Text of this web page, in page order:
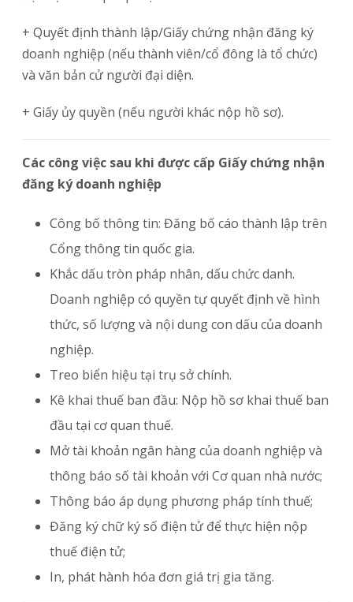
+ Quyết định thành lập/Giấy chứng nhận đăng ký
doanh nghiệp (nếu thành viên/cổ đông là tổ chức)
và văn bản cử người đại diện.
+ Giấy ủy quyền (nếu người khác nộp hồ sơ).
Các công việc sau khi được cấp Giấy chứng nhận
đăng ký doanh nghiệp
Công bố thông tin: Đăng bố cáo thành lập trên
Cổng thông tin quốc gia.
Khắc dấu tròn pháp nhân, dấu chức danh.
Doanh nghiệp có quyền tự quyết định về hình
thức, số lượng và nội dung con dấu của doanh
nghiệp.
Treo biển hiệu tại trụ sở chính.
Kê khai thuế ban đầu: Nộp hồ sơ khai thuế ban
đầu tại cơ quan thuế.
Mở tài khoản ngân hàng của doanh nghiệp và
thông báo số tài khoản với Cơ quan nhà nước;
Thông báo áp dụng phương pháp tính thuế;
Đăng ký chữ ký số điện tử để thực hiện nộp
thuế điện tử;
In, phát hành hóa đơn giá trị gia tăng.